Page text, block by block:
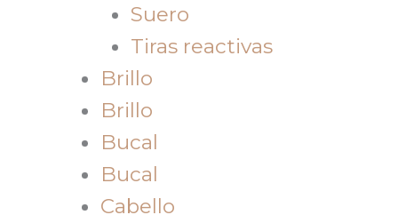
Suero
Tiras reactivas
Brillo
Brillo
Bucal
Bucal
Cabello